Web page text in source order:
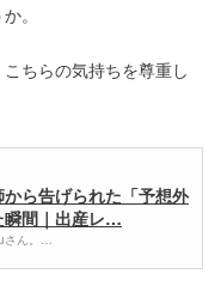
。
ちらの気持ちを尊重し
ら告げられた「予想外
瞬間｜出産レ…
ん。…